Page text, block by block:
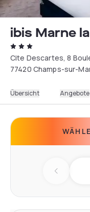
ibis Marne
Cite Descartes, 8
77420 Champs-sur-
Übersicht Angebote